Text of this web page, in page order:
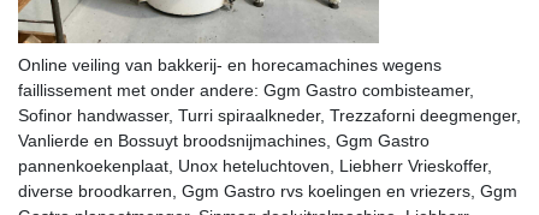
Online veiling van bakkerij- en horecamachines wegens
faillissement met onder andere: Ggm Gastro combisteamer,
Sofinor handwasser, Turri spiraalkneder, Trezzaforni deegmenger,
Vanlierde en Bossuyt broodsnijmachines, Ggm Gastro
pannenkoekenplaat, Unox heteluchtoven, Liebherr Vrieskoffer,
diverse broodkarren, Ggm Gastro rvs koelingen en vriezers, Ggm